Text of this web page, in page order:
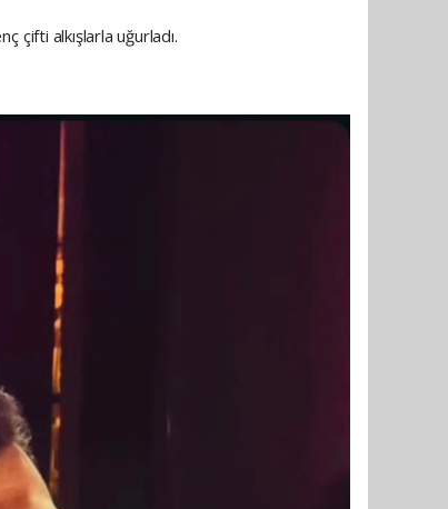
çifti alkışlarla uğurladı.